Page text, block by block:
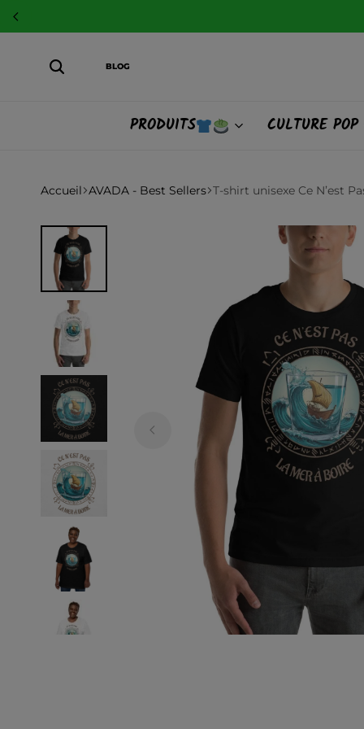
BLOG
PRODUITS CULTURE POP
Accueil AVADA - Best Sellers T-shirt unisexe Ce N’est